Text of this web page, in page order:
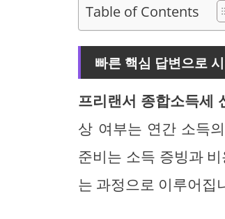
Table of Contents
빠른 핵심 답변으로
프리랜서 종합소득세
상 여부는 연간 소득
준비는 소득 증빙과
는 과정으로 이루어집